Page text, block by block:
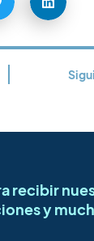
recibir
y